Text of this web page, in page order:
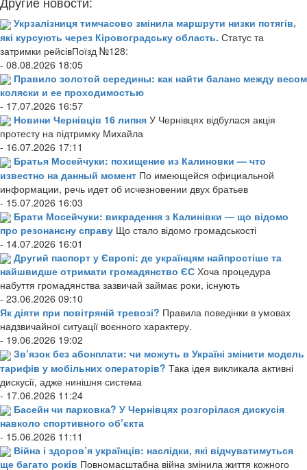
Укрзалізниця тимчасово змінила маршрути низки потягів,
які курсують через Кіровоградську область. Статус та
затримки рейсівПоїзд №128:
- 08.08.2026 18:05
Правило золотой середины: как найти баланс между весом
коляски и ее проходимостью
- 17.07.2026 16:57
Новини Чернівців 16 липня У Чернівцях відбулася акція
протесту на підтримку Михайла
- 16.07.2026 17:11
Братья Мосейчуки: похищение из Калиновки — что
известно на данный момент По имеющейся официальной
информации, речь идет об исчезновении двух братьев
- 15.07.2026 16:03
Брати Мосейчуки: викрадення з Калинівки — що відомо
про резонансну справу Що стало відомо громадськості
- 14.07.2026 16:01
Другий паспорт у Європі: де українцям найпростіше та
найшвидше отримати громадянство ЄС Хоча процедура
набуття громадянства зазвичай займає роки, існують
- 23.06.2026 09:10
Як діяти при повітряній тревозі? Правила поведінки в умовах
надзвичайної ситуації воєнного характеру.
- 19.06.2026 19:02
Зв’язок без абонплати: чи можуть в Україні змінити модель
тарифів у мобільних операторів? Така ідея викликала активні
дискусії, адже нинішня система
- 17.06.2026 11:24
Басейн чи парковка? У Чернівцях розгорілася дискусія
навколо спортивного об’єкта
- 15.06.2026 11:11
Війна і здоров’я українців: наслідки, які відчуватимуться
ще багато років Повномасштабна війна змінила життя кожного